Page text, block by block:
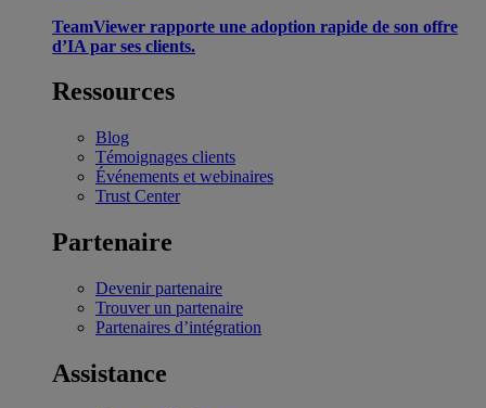
TeamViewer rapporte une adoption rapide de son offre
d’IA par ses clients.
Ressources
Blog
Témoignages clients
Événements et webinaires
Trust Center
Partenaire
Devenir partenaire
Trouver un partenaire
Partenaires d’intégration
Assistance